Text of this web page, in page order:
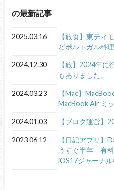
の最新記事
2025.03.16
【旅食】東ティ
どポルトガル料
2024.12.30
【旅】2024年に
もありました。
2024.03.23
【Mac】
MacBook Air ミ
2024.01.03 【ブログ運営】
2023.06.12
【日記アプリ】
うすぐ半年 有料
iOS17ジャーナ